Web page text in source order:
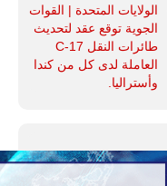
الولايات المتحدة | القوات
الجوية توقع عقد لتحديث
طائرات النقل C-17
العاملة لدى كل من كندا
وأستراليا.